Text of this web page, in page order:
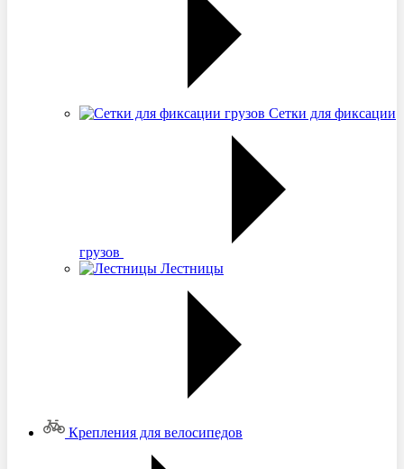
Сетки для фиксации
грузов
Лестницы
Крепления для велосипедов